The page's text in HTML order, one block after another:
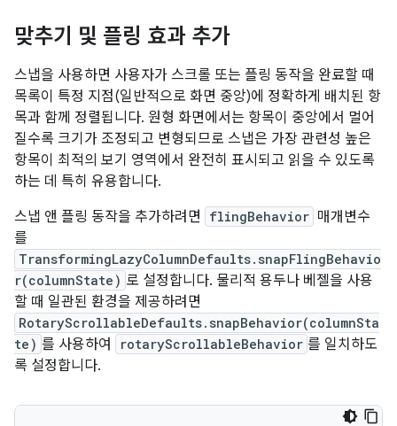
맞추기 및 플링 효과 추가
스냅을 사용하면 사용자가 스크롤 또는 플링 동작을 완료할 때
목록이 특정 지점(일반적으로 화면 중앙)에 정확하게 배치된 항
목과 함께 정렬됩니다. 원형 화면에서는 항목이 중앙에서 멀어
질수록 크기가 조정되고 변형되므로 스냅은 가장 관련성 높은
항목이 최적의 보기 영역에서 완전히 표시되고 읽을 수 있도록
하는 데 특히 유용합니다.
스냅 앤 플링 동작을 추가하려면
flingBehavior 매개변수
를
TransformingLazyColumnDefaults.snapFlingBehavio
r(columnState) 로 설정합니다. 물리적 용두나 베젤을 사용
할 때 일관된 환경을 제공하려면
RotaryScrollableDefaults.snapBehavior(columnSta
te) 를 사용하여 rotaryScrollableBehavior 를 일치하도
록 설정합니다.